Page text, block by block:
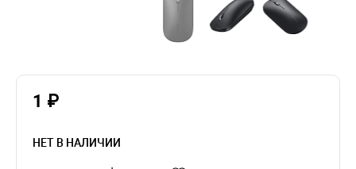
1 ₽
НЕТ В НАЛИЧИИ